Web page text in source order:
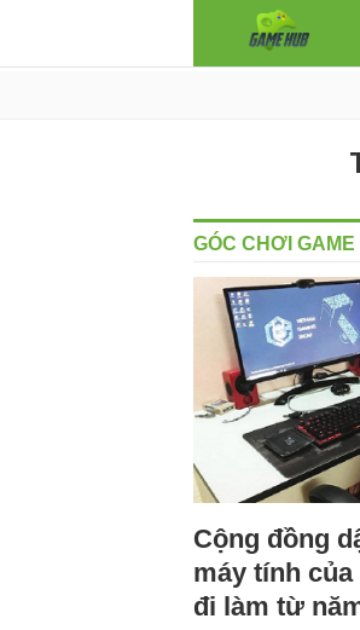
GÓC CHƠI
Cộng đồng
máy tính
đi làm từ